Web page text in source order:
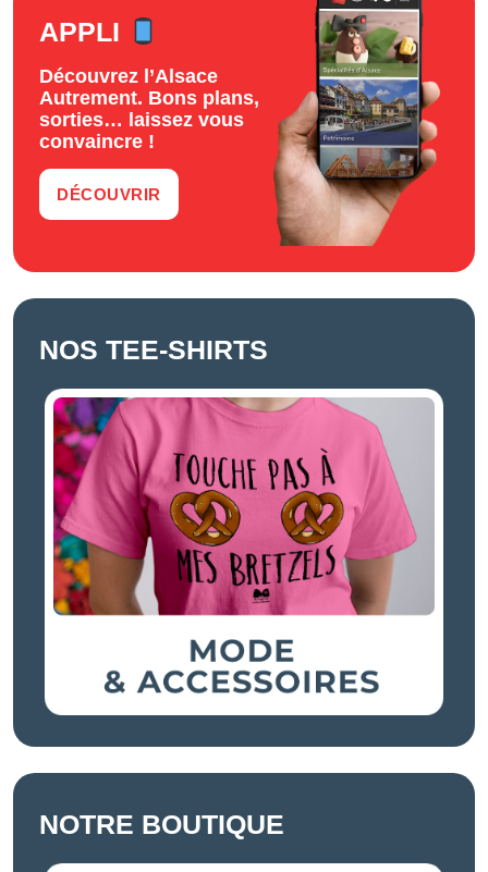
APPLI
Découvrez l’Alsace
Autrement. Bons plans,
sorties… laissez vous
convaincre !
DÉCOUVRIR
NOS TEE-SHIRTS
NOTRE BOUTIQUE